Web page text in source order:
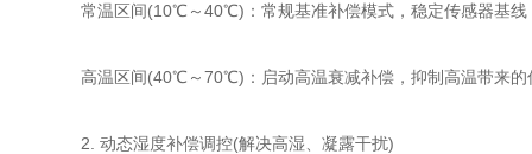
常温区间(10℃～40℃)：常规基准补偿模式，稳定传感器基线
高温区间(40℃～70℃)：启动高温衰减补偿，抑制高温带来的
2. 动态湿度补偿调控(解决高湿、凝露干扰)